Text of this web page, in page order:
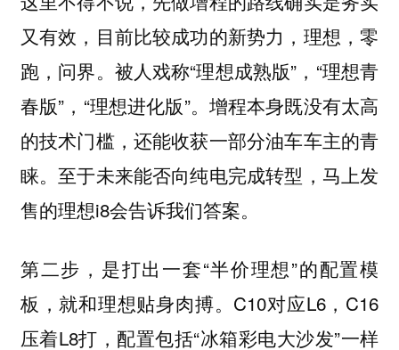
又有效，目前比较成功的新势力，理想，零
跑，问界。被人戏称“理想成熟版”，“理想青
春版”，“理想进化版”。增程本身既没有太高
的技术门槛，还能收获一部分油车车主的青
睐。至于未来能否向纯电完成转型，马上发
售的理想i8会告诉我们答案。
第二步，是打出一套“半价理想”的配置模
板，就和理想贴身肉搏。C10对应L6，C16
压着L8打，配置包括“冰箱彩电大沙发”一样